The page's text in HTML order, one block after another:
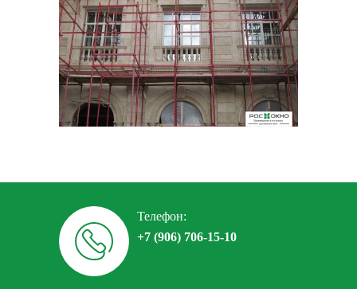
Телефон:
+7 (906) 706-15-10